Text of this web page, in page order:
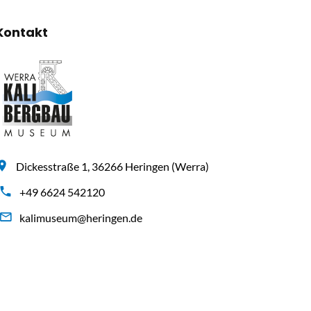
Dickesstraße 1, 36266 Heringen (Werra)
+49 6624 542120
kalimuseum@heringen.de